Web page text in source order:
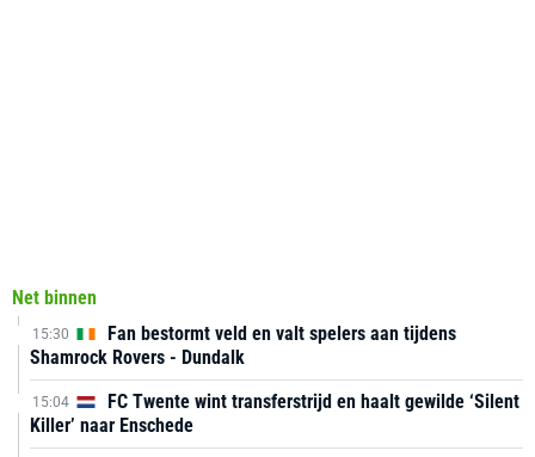
Net binnen
15:30
Fan bestormt veld en valt spelers aan tijdens
Shamrock Rovers - Dundalk
15:04
FC Twente wint transferstrijd en haalt gewilde ‘Silent
Killer’ naar Enschede